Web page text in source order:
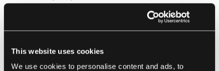
This website uses cookies
We use cookies to personalise content and ads, to
ulike synkroniseringsmønstre, som produsent-
forbruker og leser-skriver-scenarioer.
De kan også brukes til å koordinere flere tråder i
komplekse synkroniseringsscenarier.